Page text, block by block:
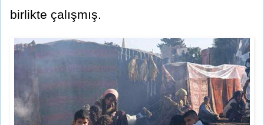
birlikte çalışmış.